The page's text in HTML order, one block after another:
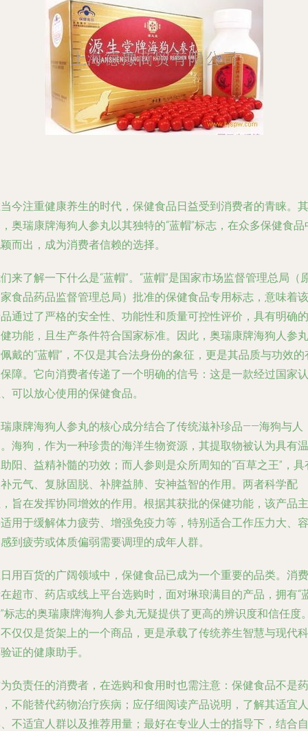
今注重健康养生的时代，保健食品日益受到消费者的青睐。其
奥瑞康牌海狗人参丸以其独特的“蓝帽”标志，在众多保健食品
而出，成为消费者信赖的选择。
来了解一下什么是“蓝帽”。“蓝帽”是国家市场监督管理总局（
食品药品监督管理总局）批准的保健食品专用标志，意味着该
通过了严格的安全性、功能性和质量可控性评价，具有明确的
功能，且生产条件符合国家标准。因此，奥瑞康牌海狗人参丸
戴的“蓝帽”，不仅是其合法身份的象征，更是其品质与功效的
障。它向消费者传递了一个明确的信号：这是一款经过国家认
可以放心使用的保健食品。
康牌海狗人参丸的核心成分结合了传统滋补珍品——海狗与人
海狗，作为一种珍贵的海洋生物资源，其提取物被认为具有温
阳、益精补髓的功效；而人参则是众所周知的“百草之王”，具
元气、复脉固脱、补脾益肺、安神益智的作用。两者科学配
旨在发挥协同增效的作用。根据其获批的保健功能，该产品主
用于缓解体力疲劳、增强免疫力等，特别适合工作压力大、容
到疲劳或体质偏弱需要调理的成年人群。
用百货的广阔领域中，保健食品已成为一个重要的品类。消费
超市、药店或线上平台选购时，面对琳琅满目的产品，拥有“
标志的奥瑞康牌海狗人参丸无疑提供了更高的辨识度和信任度
仅仅是货架上的一个商品，更是承载了传统养生智慧与现代科
证的健康助手。
负责任的消费者，在选购和食用时也需注意：保健食品不是药
不能替代药物治疗疾病；应仔细阅读产品说明，了解其适宜人
不适宜人群以及推荐用量；最好在专业人士的指导下，结合自